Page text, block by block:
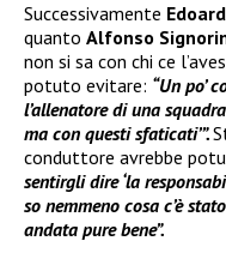
Successivamente
quanto Alfonso
non si sa con chi ce
potuto evitare: “Un po’
l’allenatore di una
ma con questi sfaticati’”.
conduttore avrebbe
sentirgli dire ‘la
so nemmeno cosa c’è
andata pure bene”.